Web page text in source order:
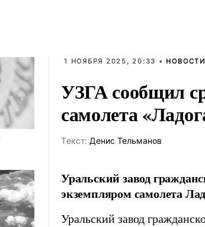
1 НОЯБРЯ 2025, 20:33 •
УЗГА сообщил
самолета
Tекст: Денис Тельманов
Уральский завод
экземпляром самолета
Уральский завод